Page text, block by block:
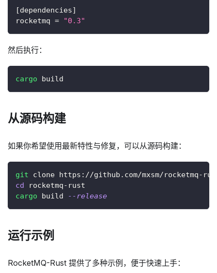
[dependencies]
rocketmq = "0.3"
然后执行：
cargo build
从源码构建
如果你希望使用最新特性与修复，可以从源码构建：
git clone https://github.com/mxsm/rocketmq-
cd rocketmq-rust
cargo build --release
运行示例
RocketMQ-Rust 提供了多种示例，便于快速上手：